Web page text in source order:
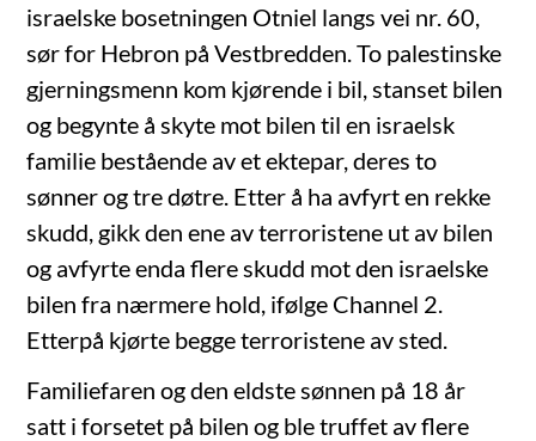
israelske bosetningen Otniel langs vei nr. 60,
sør for Hebron på Vestbredden. To palestinske
gjerningsmenn kom kjørende i bil, stanset bilen
og begynte å skyte mot bilen til en israelsk
familie bestående av et ektepar, deres to
sønner og tre døtre. Etter å ha avfyrt en rekke
skudd, gikk den ene av terroristene ut av bilen
og avfyrte enda flere skudd mot den israelske
bilen fra nærmere hold, ifølge Channel 2.
Etterpå kjørte begge terroristene av sted.
Familiefaren og den eldste sønnen på 18 år
satt i forsetet på bilen og ble truffet av flere